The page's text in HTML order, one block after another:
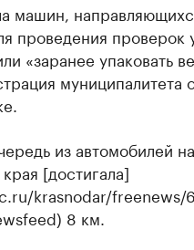
машин,
проведения проверок
«заранее упаковать
муниципалитета
из автомобилей
[достигала]
krasnodar/freenews/
8 км.